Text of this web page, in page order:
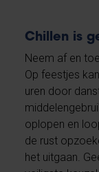
Chillen is
Neem af en
Op feestjes
uren door
oplopen en
de rust
het uitgaan.